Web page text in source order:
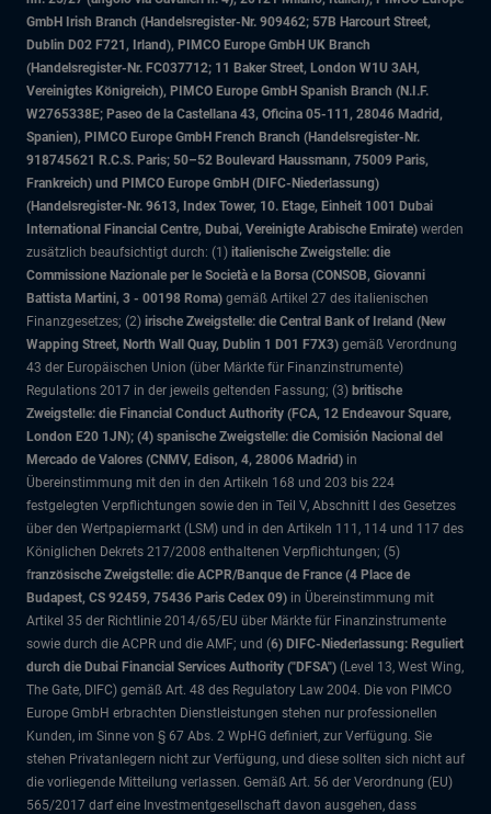
GmbH Irish Branch (Handelsregister-Nr. 909462; 57B Harcourt Street,
Dublin D02 F721, Irland), PIMCO Europe GmbH UK Branch
(Handelsregister-Nr. FC037712; 11 Baker Street, London W1U 3AH,
Vereinigtes Königreich), PIMCO Europe GmbH Spanish Branch (N.I.F.
W2765338E; Paseo de la Castellana 43, Oficina 05-111, 28046 Madrid,
Spanien), PIMCO Europe GmbH French Branch (Handelsregister-Nr.
918745621 R.C.S. Paris; 50–52 Boulevard Haussmann, 75009 Paris,
Frankreich) und PIMCO Europe GmbH (DIFC-Niederlassung)
(Handelsregister-Nr. 9613, Index Tower, 10. Etage, Einheit 1001 Dubai
International Financial Centre, Dubai, Vereinigte Arabische Emirate) werden
zusätzlich beaufsichtigt durch: (1) italienische Zweigstelle: die
Commissione Nazionale per le Società e la Borsa (CONSOB, Giovanni
Battista Martini, 3 - 00198 Roma) gemäß Artikel 27 des italienischen
Finanzgesetzes; (2) irische Zweigstelle: die Central Bank of Ireland (New
Wapping Street, North Wall Quay, Dublin 1 D01 F7X3) gemäß Verordnung
43 der Europäischen Union (über Märkte für Finanzinstrumente)
Regulations 2017 in der jeweils geltenden Fassung; (3) britische
Zweigstelle: die Financial Conduct Authority (FCA, 12 Endeavour Square,
London E20 1JN); (4) spanische Zweigstelle: die Comisión Nacional del
Mercado de Valores (CNMV, Edison, 4, 28006 Madrid) in
Übereinstimmung mit den in den Artikeln 168 und 203 bis 224
festgelegten Verpflichtungen sowie den in Teil V, Abschnitt I des Gesetzes
über den Wertpapiermarkt (LSM) und in den Artikeln 111, 114 und 117 des
Königlichen Dekrets 217/2008 enthaltenen Verpflichtungen; (5)
französische Zweigstelle: die ACPR/Banque de France (4 Place de
Budapest, CS 92459, 75436 Paris Cedex 09) in Übereinstimmung mit
Artikel 35 der Richtlinie 2014/65/EU über Märkte für Finanzinstrumente
sowie durch die ACPR und die AMF; und (6) DIFC-Niederlassung: Reguliert
durch die Dubai Financial Services Authority ("DFSA") (Level 13, West Wing,
The Gate, DIFC) gemäß Art. 48 des Regulatory Law 2004. Die von PIMCO
Europe GmbH erbrachten Dienstleistungen stehen nur professionellen
Kunden, im Sinne von § 67 Abs. 2 WpHG definiert, zur Verfügung. Sie
stehen Privatanlegern nicht zur Verfügung, und diese sollten sich nicht auf
die vorliegende Mitteilung verlassen. Gemäß Art. 56 der Verordnung (EU)
565/2017 darf eine Investmentgesellschaft davon ausgehen, dass